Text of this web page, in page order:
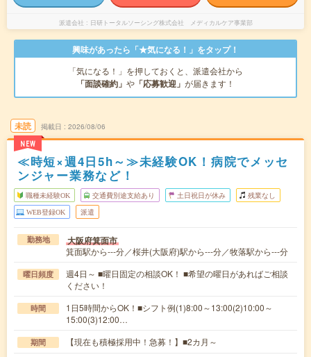
派遣会社 日研トータルソーシング株式会社 メディカルケア事業部
興味があったら「★気になる！」をタップ！
「気になる！」を押しておくと、派遣会社から
「面談確約」 や 「応募歓迎」 が届きます！
未読
NEW
掲載日 2026/08/06
≪時短×週4日5h～≫未経験OK！病院でメッセ
ンジャー業務など！
職種未経験OK 交通費別途支給あり 土日祝日が休み 残業なし
WEB登録OK 派遣
勤務地 大阪府箕面市
箕面駅から---分／桜井(大阪府)駅から---分／牧落駅から---分
曜日頻度
週4日～ ■曜日固定の相談OK！ ■希望の曜日があればご相談
ください！
時間
1日5時間からOK！■シフト例(1)8:00～13:00(2)10:00～
15:00(3)12:00…
期間 【現在も積極採用中！急募！】■2カ月～